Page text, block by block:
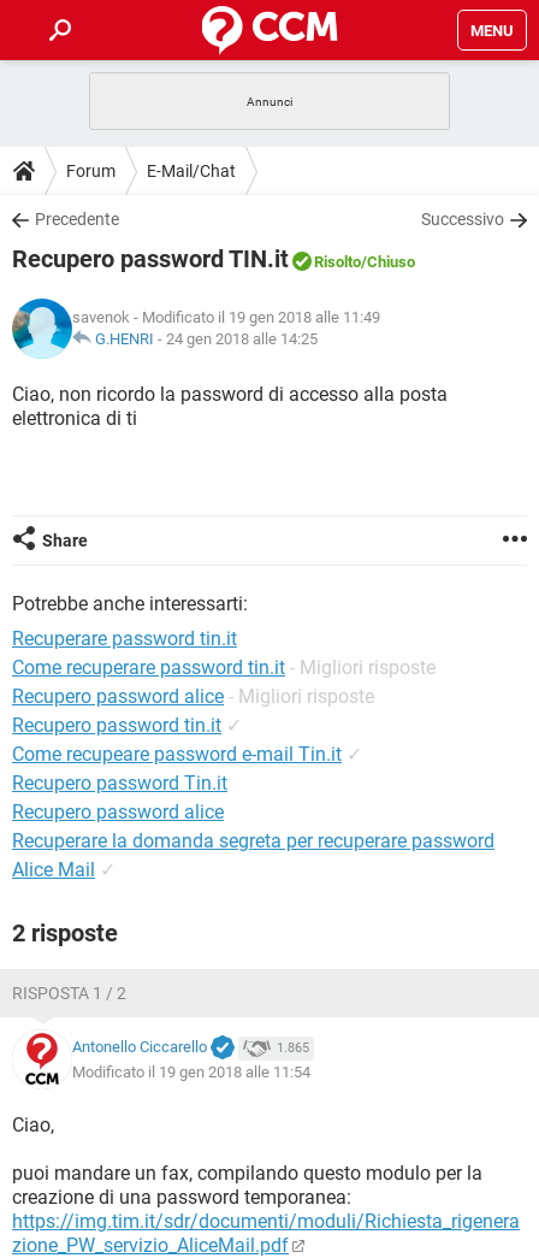
MENU
INTRATTENIMENTO
iOS
INSTAGRAM WHATSAPP
TIKTOK
HARDWARE
GUIDE
COVID-19
INSTAGRAM WHATSAPP
TIKTOK
HARDWARE
DOWNLOAD
COVID-19 GAMING
INTRATTENIMENTO
iOS WINDOWS 10
INSTAGRAM
TIKTOK
FORUM
COVID-19 GAMING
INTRATTENIMENTO
iOS WINDOWS 10
HARDWARE
GLOSSARIO
COVID-19
INTRATTENIMENTO
TIKTOK
Forum E-Mail/Chat
Precedente Successivo
Recupero password TIN.it Risolto/Chiuso
savenok - Modificato il 19 gen 2018 alle 11:49
G.HENRI - 24 gen 2018 alle 14:25
Ciao, non ricordo la password di accesso alla posta
elettronica di ti
Share
Potrebbe anche interessarti:
Recuperare password tin.it
Come recuperare password tin.it - Migliori risposte
Recupero password alice - Migliori risposte
Recupero password tin.it ✓
Come recupeare password e-mail Tin.it ✓
Recupero password Tin.it
Recupero password alice
Recuperare la domanda segreta per recuperare password
Alice Mail ✓
2 risposte
RISPOSTA 1 / 2
Antonello Ciccarello 1.865
Modificato il 19 gen 2018 alle 11:54
Ciao,
puoi mandare un fax, compilando questo modulo per la
creazione di una password temporanea:
https://img.tim.it/sdr/documenti/moduli/Richiesta_rigenera
zione_PW_servizio_AliceMail.pdf